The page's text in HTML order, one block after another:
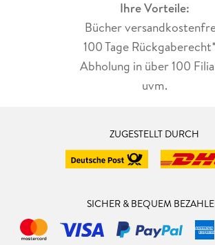
Ihre Vorteile:
Bücher
100 Tage
Abholung in über 100
uvm.
ZUGESTELLT DURCH
SICHER & BEQUEM